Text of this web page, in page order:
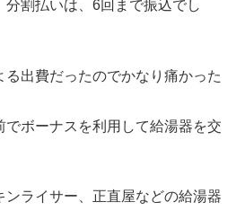
割払いは、6回まで振込でし
出費だったのでかなり痛かった
でボーナスを利用して給湯器を交
ンライサー、正直屋などの給湯器